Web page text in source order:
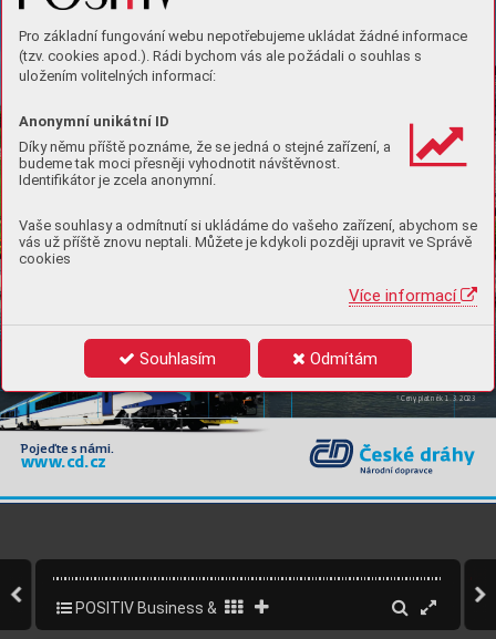
Pro základní fungování webu nepotřebujeme ukládat žádné informace
(tzv. cookies apod.). Rádi bychom vás ale požádali o souhlas s
uložením volitelných informací:
Anonymní unikátní ID
Díky němu příště poznáme, že se jedná o stejné zařízení, a
budeme tak moci přesněji vyhodnotit návštěvnost.
Identifikátor je zcela anonymní.
Vaše souhlasy a odmítnutí si ukládáme do vašeho zařízení, abychom se
vás už příště znovu neptali. Můžete je kdykoli později upravit ve Správě
cookies
Více informací
Souhlasím Odmítám
Pojeďte s námi.
www.cd.cz
* Ceny platné k 1. 3. 2023
Čím dřív si jízdenku koupíte,
tím levnější bude.
POSITIV Business & Style 1/2023